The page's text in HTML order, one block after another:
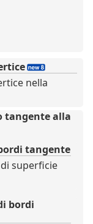
nella
tangente alla
tangente
superficie
bordi